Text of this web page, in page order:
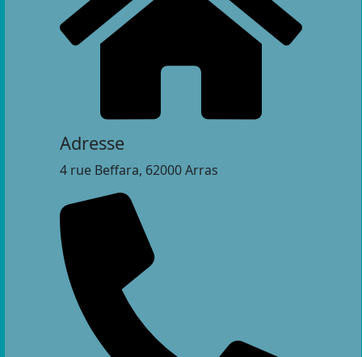
Adresse
4 rue Beffara, 62000 Arras